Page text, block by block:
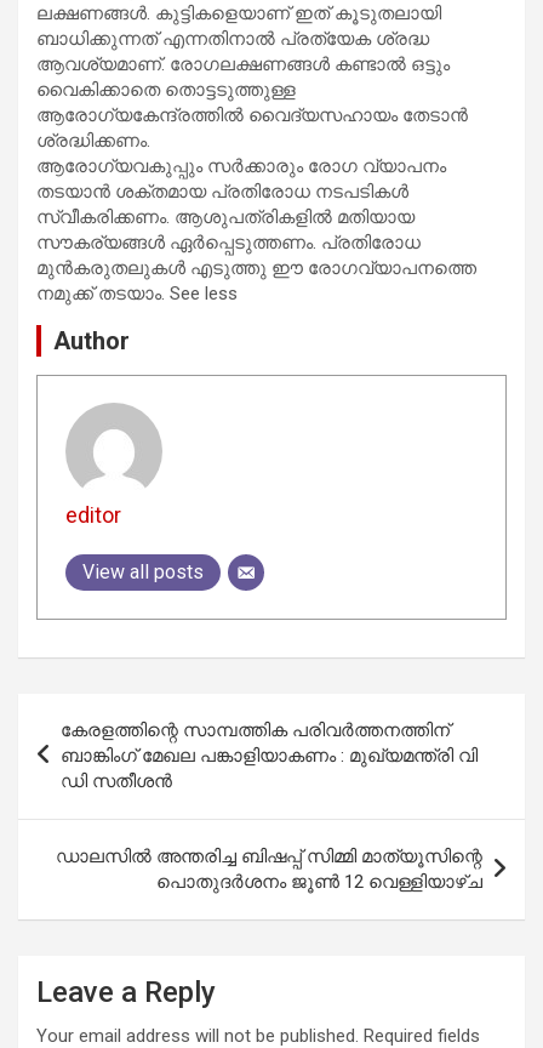
ലക്ഷണങ്ങൾ. കുട്ടികളെയാണ് ഇത് കൂടുതലായി
ബാധിക്കുന്നത് എന്നതിനാൽ പ്രത്യേക ശ്രദ്ധ
ആവശ്യമാണ്. രോഗലക്ഷണങ്ങൾ കണ്ടാൽ ഒട്ടും
വൈകിക്കാതെ തൊട്ടടുത്തുള്ള
ആരോഗ്യകേന്ദ്രത്തിൽ വൈദ്യസഹായം തേടാൻ
ശ്രദ്ധിക്കണം.
ആരോഗ്യവകുപ്പും സർക്കാരും രോഗ വ്യാപനം
തടയാൻ ശക്തമായ പ്രതിരോധ നടപടികൾ
സ്വീകരിക്കണം. ആശുപത്രികളിൽ മതിയായ
സൗകര്യങ്ങൾ ഏർപ്പെടുത്തണം. പ്രതിരോധ
മുൻകരുതലുകൾ എടുത്തു ഈ രോഗവ്യാപനത്തെ
നമുക്ക് തടയാം. See less
Author
editor
View all posts
navigation
കേരളത്തിന്റെ സാമ്പത്തിക പരിവർത്തനത്തിന്
ബാങ്കിംഗ് മേഖല പങ്കാളിയാകണം : മുഖ്യമന്ത്രി വി
ഡി സതീശൻ
ഡാലസിൽ അന്തരിച്ച ബിഷപ്പ് സിമ്മി മാത്യൂസിന്റെ
പൊതുദർശനം ജൂൺ 12 വെള്ളിയാഴ്ച
Leave a Reply
Your email address will not be published. Required fields